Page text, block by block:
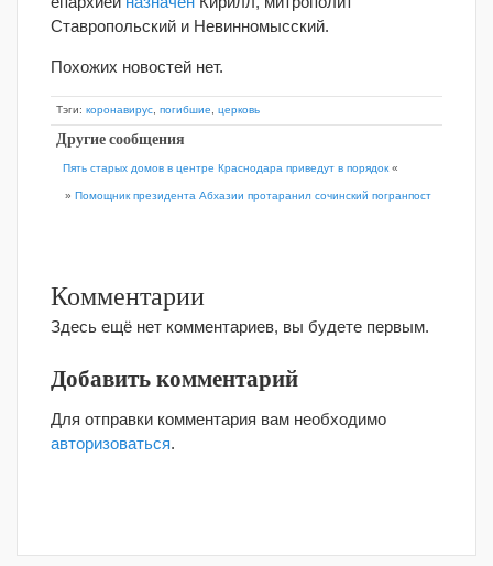
Ставропольский и Невинномысский.
Похожих новостей нет.
Тэги: коронавирус погибшие церковь
Другие сообщения
Пять старых домов в центре Краснодара приведут в порядок «
» Помощник президента Абхазии протаранил сочинский погранпост
Комментарии
Здесь ещё нет комментариев, вы будете первым.
Добавить комментарий
Для отправки комментария вам необходимо
авторизоваться.